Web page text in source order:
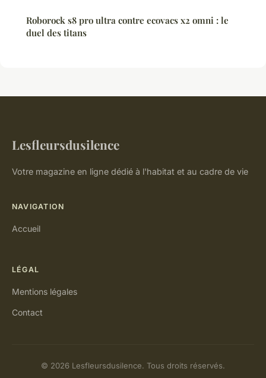
Roborock s8 pro ultra contre ecovacs x2 omni : le
duel des titans
Lesfleursdusilence
Votre magazine en ligne dédié à l'habitat et au cadre de vie
NAVIGATION
Accueil
LÉGAL
Mentions légales
Contact
© 2026 Lesfleursdusilence. Tous droits réservés.